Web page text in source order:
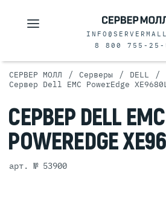
8 800 755-25-
СЕРВЕР МОЛЛ / Серверы / DELL /
Сервер Dell EMC PowerEdge
СЕРВЕР DELL EMC
POWEREDGE
арт. № 53900